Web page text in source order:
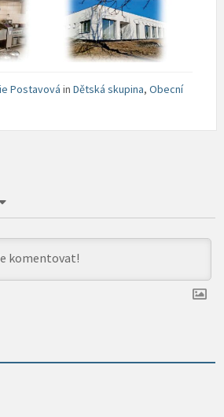
Postavová in Dětská skupina, Obecní